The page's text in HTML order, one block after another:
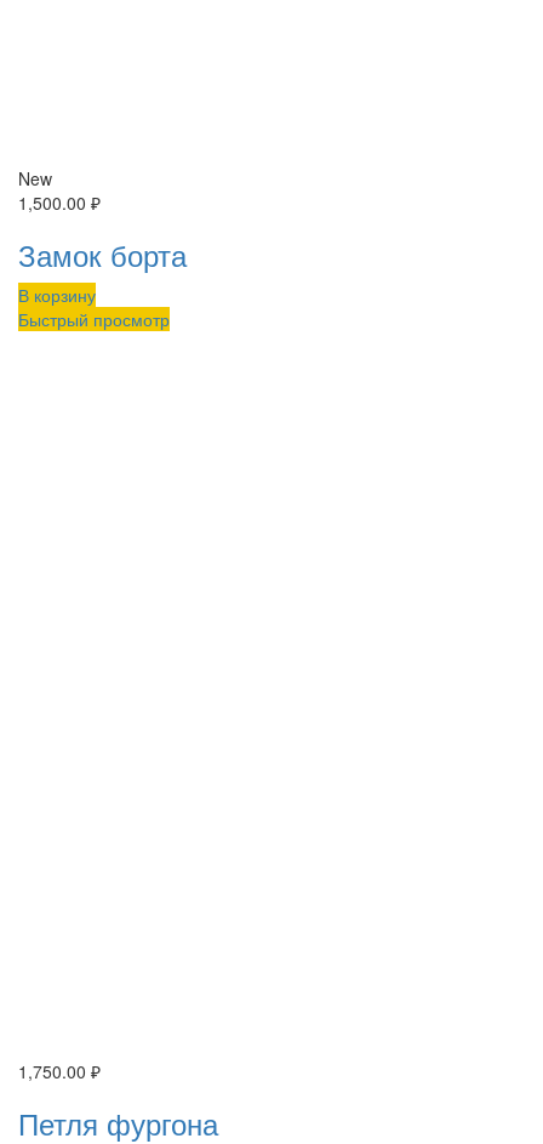
New
1,500.00 ₽
Замок борта
В корзину
Быстрый просмотр
1,750.00 ₽
Петля фургона